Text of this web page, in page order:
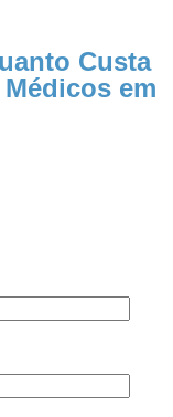
Custa
em